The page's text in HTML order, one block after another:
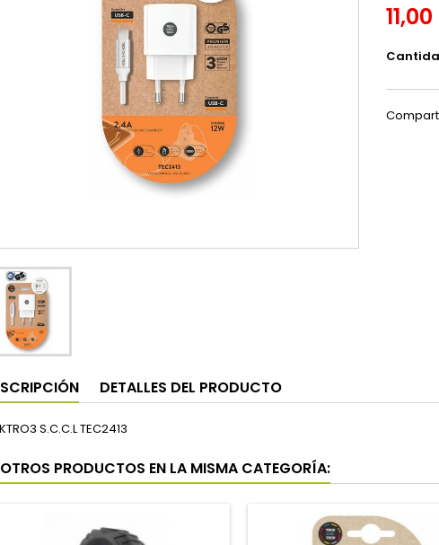
DETALLES DEL PRODUCTO
S.C.C.L TEC2413
PRODUCTOS EN LA MISMA CATEGORÍA: